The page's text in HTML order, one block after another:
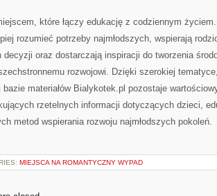
które łączy edukację z codziennym
rozumieć potrzeby najmłodszych, wspierają
decyzji oraz dostarczają inspiracji do tworzenia
rozwojowi. Dzięki szerokiej
bazie materiałów Bialykotek.pl pozostaje
rzetelnych informacji dotyczących dzieci,
metod wspierania rozwoju najmłodszych pokoleń.
MIEJSCA NA ROMANTYCZNY WYPAD